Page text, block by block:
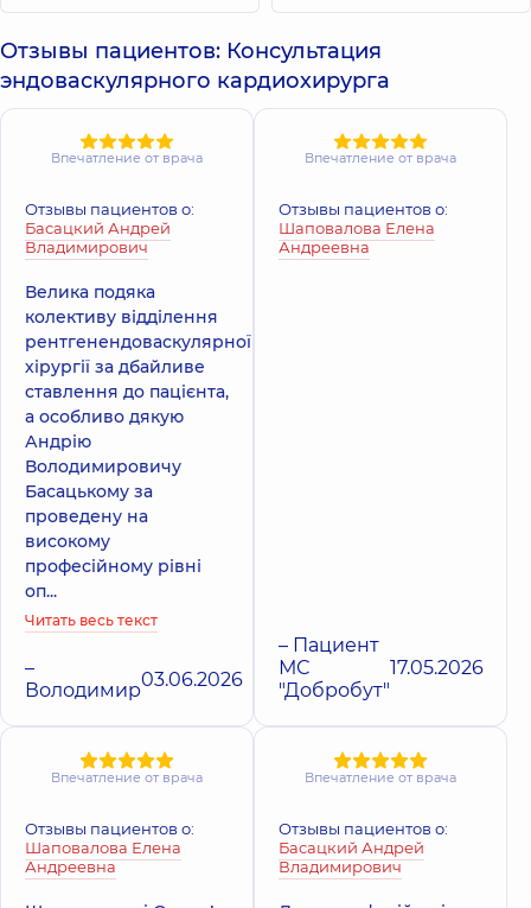
Отзывы пациентов: Консультация
эндоваскулярного кардиохирурга
Впечатление от врача
Отзывы пациентов о:
Басацкий Андрей
Владимирович
Велика подяка
колективу відділення
рентгенендоваскулярної
хірургії за дбайливе
ставлення до пацієнта,
а особливо дякую
Андрію
Володимировичу
Басацькому за
проведену на
високому
професійному рівні
оп...
Читать весь текст
–
Володимир03.06.2026
Впечатление от врача
Отзывы пациентов о:
Шаповалова Елена
Андреевна
– Пациент
МС
"Добробут"
17.05.2026
Впечатление от врача
Отзывы пациентов о:
Шаповалова Елена
Андреевна
Впечатление от врача
Отзывы пациентов о:
Басацкий Андрей
Владимирович